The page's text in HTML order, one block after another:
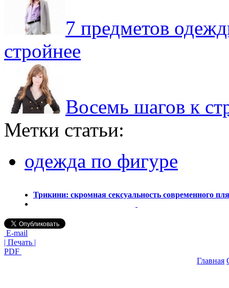
7 предметов
стройнее
Восемь шагов к
Метки статьи:
одежда по фигуре
Трикини: скромная сексуальность современного
E-mail
| Печать |
PDF
Главная